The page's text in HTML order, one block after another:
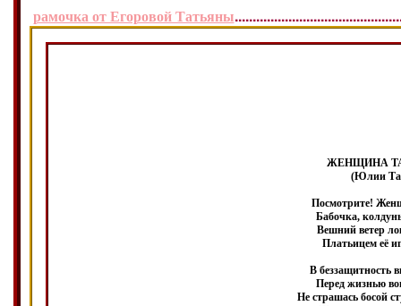
рамочка от Егоровой Татьяны
Посмотрите!
Бабочка,
Платьицем её
В беззащитность
Перед жизнью
Женщина
Зажигаясь